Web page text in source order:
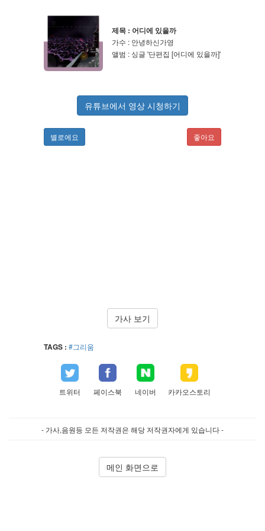
제목 : 어디에 있을까
가수 : 안녕하신가영
앨범 : 싱글 '단편집 [어디에 있을까]'
유튜브에서 영상 시청하기
별로에요 좋아요
가사 보기
TAGS : #그리움
트위터 페이스북 네이버 카카오스토리
- 가사,음원등 모든 저작권은 해당 저작권자에게 있습니다 -
메인 화면으로